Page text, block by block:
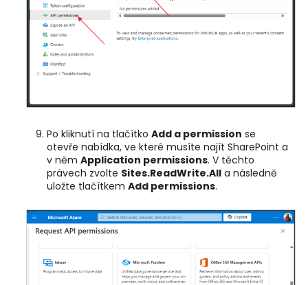
Po kliknutí na tlačítko Add a permission se
otevře nabídka, ve které musíte najít SharePoint a
v něm Application permissions. V těchto
právech zvolte Sites.ReadWrite.All a následně
uložte tlačítkem Add permissions.